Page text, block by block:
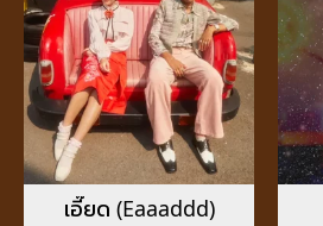
เอี๊ยด (Eaaaddd)